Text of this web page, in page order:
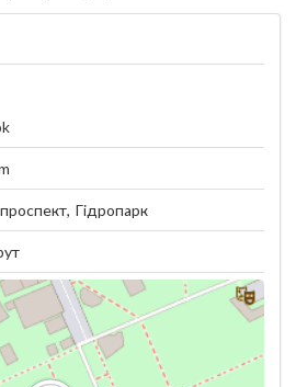
Гідропарк